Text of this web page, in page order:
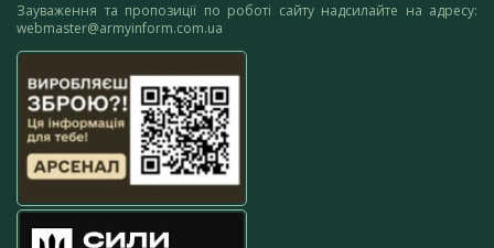
Зауваження та пропозиції по роботі сайту надсилайте на адресу:
webmaster@armyinform.com.ua